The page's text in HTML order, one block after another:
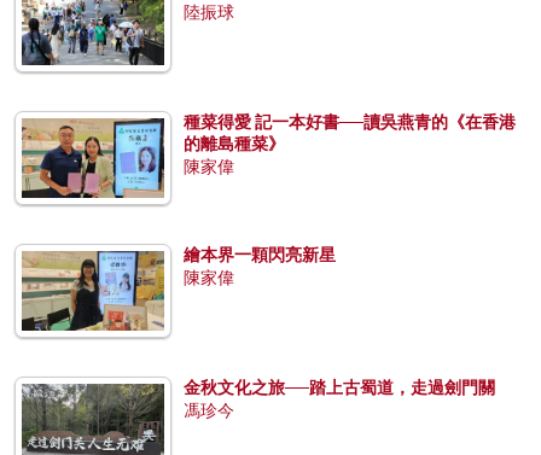
陸振球
種菜得愛 記一本好書──讀吳燕青的《在香港
的離島種菜》
陳家偉
繪本界一顆閃亮新星
陳家偉
金秋文化之旅──踏上古蜀道，走過劍門關
馮珍今